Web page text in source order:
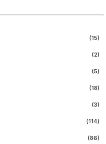
(15)
(2)
(5)
(18)
(3)
(114)
(86)